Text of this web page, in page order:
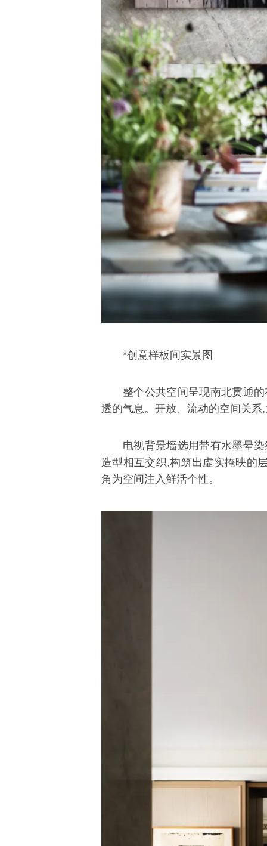
*创意样板间实景图
整个公共空间呈现南北贯通
透的气息。开放、流动的空间关
电视背景墙选用带有水墨晕
造型相互交织,构筑出虚实掩映的
角为空间注入鲜活个性。